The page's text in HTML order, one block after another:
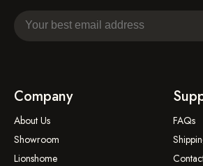
Company
About Us
Showroom
Lionshome
FAQs